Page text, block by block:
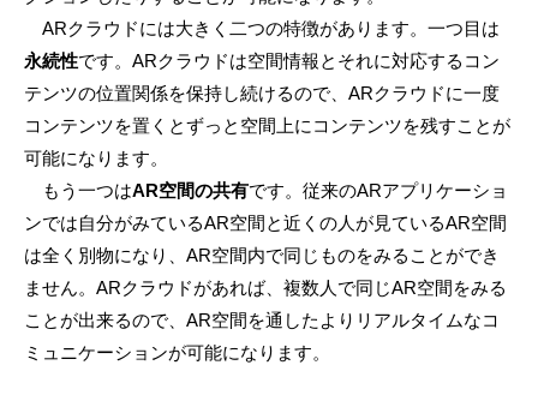
ARクラウドには大きく二つの特徴があります。一つ目は
永続性です。ARクラウドは空間情報とそれに対応するコン
テンツの位置関係を保持し続けるので、ARクラウドに一度
コンテンツを置くとずっと空間上にコンテンツを残すことが
可能になります。
もう一つはAR空間の共有です。従来のARアプリケーショ
ンでは自分がみているAR空間と近くの人が見ているAR空間
は全く別物になり、AR空間内で同じものをみることができ
ません。ARクラウドがあれば、複数人で同じAR空間をみる
ことが出来るので、AR空間を通したよりリアルタイムなコ
ミュニケーションが可能になります。